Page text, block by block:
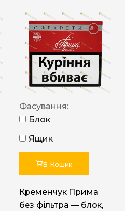
Фасування:
Блок
Ящик
В Кошик
Кременчук Прима
без фільтра — блок,